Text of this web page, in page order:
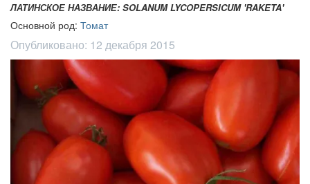
ЛАТИНСКОЕ НАЗВАНИЕ: SOLANUM LYCOPERSICUM 'RAKETA'
Основной род: Томат
Опубликовано: 12 декабря 2015